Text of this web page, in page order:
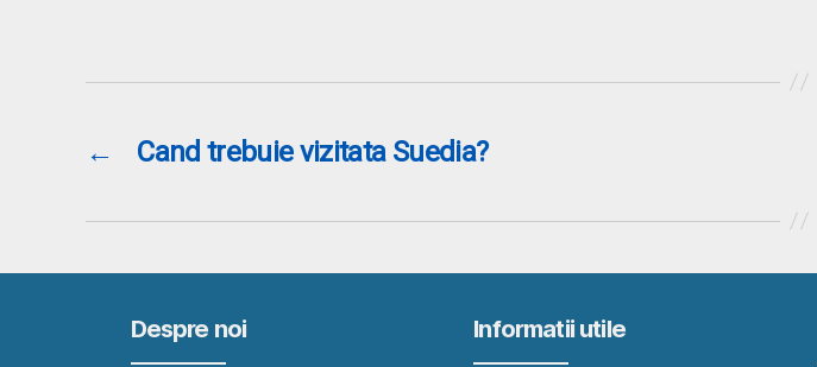
← Cand trebuie vizitata Suedia?
Despre noi Informatii utile